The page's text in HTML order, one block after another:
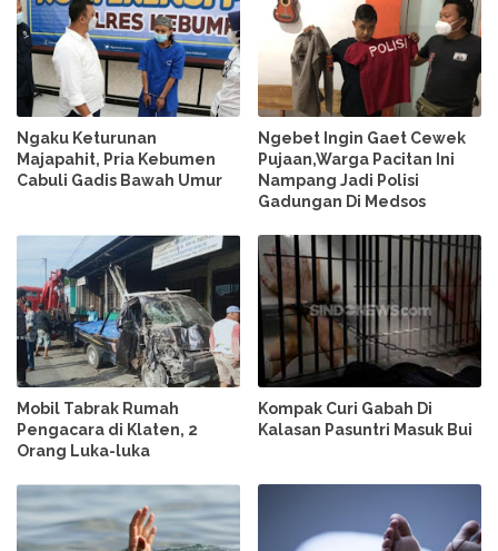
Ngaku Keturunan
Majapahit, Pria Kebumen
Cabuli Gadis Bawah Umur
Ngebet Ingin Gaet Cewek
Pujaan,Warga Pacitan Ini
Nampang Jadi Polisi
Gadungan Di Medsos
Mobil Tabrak Rumah
Pengacara di Klaten, 2
Orang Luka-luka
Kompak Curi Gabah Di
Kalasan Pasuntri Masuk Bui